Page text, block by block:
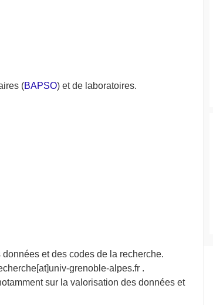
(BAPSO) et de laboratoires.
et des codes de la recherche.
grenoble-alpes.fr .
sur la valorisation des données et